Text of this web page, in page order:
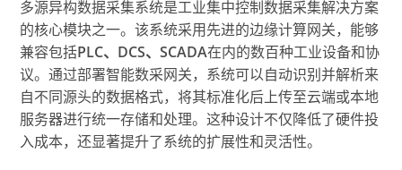
多源异构数据采集系统是工业集中控制数据采集解决方案
的核心模块之一。该系统采用先进的边缘计算网关，能够
兼容包括PLC、DCS、SCADA在内的数百种工业设备和协
议。通过部署智能数采网关，系统可以自动识别并解析来
自不同源头的数据格式，将其标准化后上传至云端或本地
服务器进行统一存储和处理。这种设计不仅降低了硬件投
入成本，还显著提升了系统的扩展性和灵活性。